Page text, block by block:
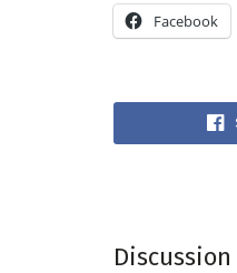
Facebook